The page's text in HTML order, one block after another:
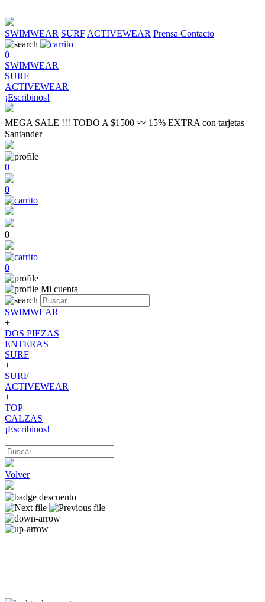
SWIMWEAR SURF ACTIVEWEAR Prensa Contacto
0
SWIMWEAR
SURF
ACTIVEWEAR
¡Escribinos!
MEGA SALE !!! TODO A $1500 〰 15% EXTRA con tarjetas
Santander
0
0
0
0
Mi cuenta
SWIMWEAR
+
DOS PIEZAS
ENTERAS
SURF
+
SURF
ACTIVEWEAR
+
TOP
CALZAS
¡Escribinos!
Volver